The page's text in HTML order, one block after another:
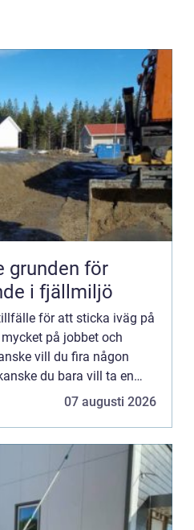
i fjällmiljö
för att sticka iväg på
på jobbet och
vill du fira någon
du bara vill ta en
med din käresta. Det kan
07 augusti 2026